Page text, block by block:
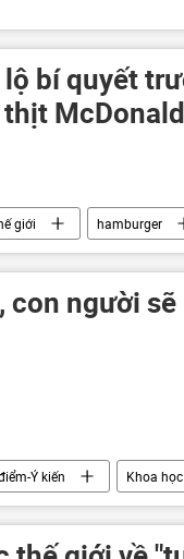
bí quyết
giới hamburger
người sẽ
Ý kiến Khoa học
Tác giả